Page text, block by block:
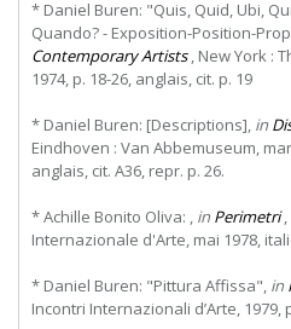
* Daniel Buren: "Quis, Quid, Ubi,
Quando? - Exposition-Position-
Contemporary Artists, New York :
1974, p. 18-26, anglais, cit. p. 19
* Daniel Buren: [Descriptions], in
Eindhoven : Van Abbemuseum,
anglais, cit. A36, repr. p. 26.
* Achille Bonito Oliva: , in Perimetri,
Internazionale d'Arte, mai 1978,
* Daniel Buren: "Pittura Affissa", in
Incontri Internazionali d’Arte, 1979,